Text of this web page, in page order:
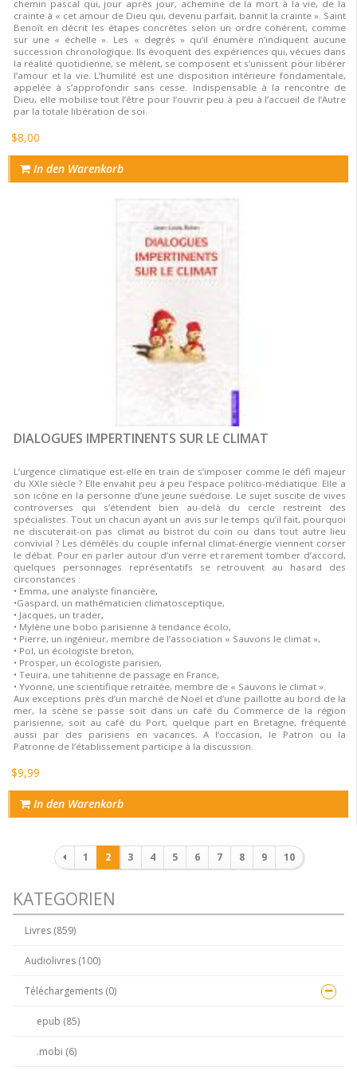
chemin pascal qui, jour après jour, achemine de la mort à la vie, de la
crainte à « cet amour de Dieu qui, devenu parfait, bannit la crainte ». Saint
Benoît en décrit les étapes concrètes selon un ordre cohérent, comme
sur une « échelle ». Les « degrés » qu’il énumère n’indiquent aucune
succession chronologique. Ils évoquent des expériences qui, vécues dans
la réalité quotidienne, se mêlent, se composent et s’unissent pour libérer
l’amour et la vie. L’humilité est une disposition intérieure fondamentale,
appelée à s’approfondir sans cesse. Indispensable à la rencontre de
Dieu, elle mobilise tout l’être pour l’ouvrir peu à peu à l’accueil de l’Autre
par la totale libération de soi.
$8,00
In den Warenkorb
DIALOGUES IMPERTINENTS SUR LE CLIMAT
L’urgence climatique est-elle en train de s’imposer comme le défi majeur
du XXIe siècle ? Elle envahit peu à peu l’espace politico-médiatique. Elle a
son icône en la personne d’une jeune suédoise. Le sujet suscite de vives
controverses qui s’étendent bien au-delà du cercle restreint des
spécialistes. Tout un chacun ayant un avis sur le temps qu’il fait, pourquoi
ne discuterait-on pas climat au bistrot du coin ou dans tout autre lieu
convivial ? Les démêlés du couple infernal climat-énergie viennent corser
le débat. Pour en parler autour d’un verre et rarement tomber d’accord,
quelques personnages représentatifs se retrouvent au hasard des
circonstances :
• Emma, une analyste financière,
•Gaspard, un mathématicien climatosceptique,
• Jacques, un trader,
• Mylène une bobo parisienne à tendance écolo,
• Pierre, un ingénieur, membre de l’association « Sauvons le climat »,
• Pol, un écologiste breton,
• Prosper, un écologiste parisien,
• Teuira, une tahitienne de passage en France,
• Yvonne, une scientifique retraitée, membre de « Sauvons le climat ».
Aux exceptions près d’un marché de Noël et d’une paillotte au bord de la
mer, la scène se passe soit dans un café du Commerce de la région
parisienne, soit au café du Port, quelque part en Bretagne, fréquenté
aussi par des parisiens en vacances. A l’occasion, le Patron ou la
Patronne de l’établissement participe à la discussion.
$9,99
In den Warenkorb
Paginierung
1 2 3 4 5 6 7 8 9 10
KATEGORIEN
Livres (859)
Audiolivres (100)
Téléchargements (0)
epub (85)
.mobi (6)